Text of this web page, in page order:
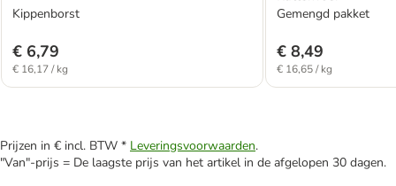
Kippenborst
€ 6,79
€ 16,17 / kg
Gemengd pakket
€ 8,49
€ 16,65 / kg
Prijzen in € incl. BTW * Leveringsvoorwaarden.
"Van"-prijs = De laagste prijs van het artikel in de afgelopen 30 dagen.